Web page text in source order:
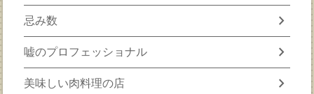
忌み数 chevron_right
嘘のプロフェッショナル chevron_right
美味しい肉料理の店 chevron_right